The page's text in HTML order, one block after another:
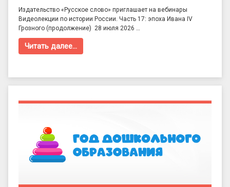
Издательство «Русское слово» приглашает на вебинары
Видеолекции по истории России. Часть 17: эпоха Ивана IV
Грозного (продолжение) 28 июля 2026 …
Читать далее…